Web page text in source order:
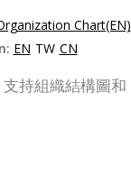
Chart(EN)
EN TW CN
組織結構圖